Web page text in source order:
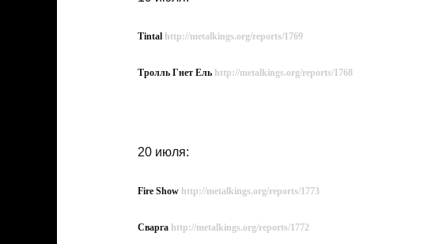
Tintal http://metalkings.org/reports/1769
Тролль Гнет Ель http://metalkings.org/reports/1768
20 июля:
Fire Show http://metalkings.org/reports/1773
Сварга http://metalkings.org/reports/1772